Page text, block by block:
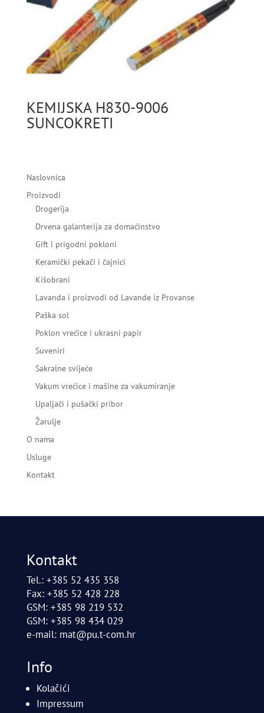
KEMIJSKA H830-9006
SUNCOKRETI
Naslovnica
Proizvodi
Drogerija
Drvena galanterija za domaćinstvo
Gift i prigodni pokloni
Keramički pekači i čajnici
Kišobrani
Lavanda i proizvodi od Lavande iz Provanse
Paška sol
Poklon vrećice i ukrasni papir
Suveniri
Sakralne svijeće
Vakum vrećice i mašine za vakumiranje
Upaljači i pušački pribor
Žarulje
O nama
Usluge
Kontakt
Kontakt
Tel.: +385 52 435 358
Fax: +385 52 428 228
GSM: +385 98 219 532
GSM: +385 98 434 029
e-mail: mat@pu.t-com.hr
Info
Kolačići
Impressum